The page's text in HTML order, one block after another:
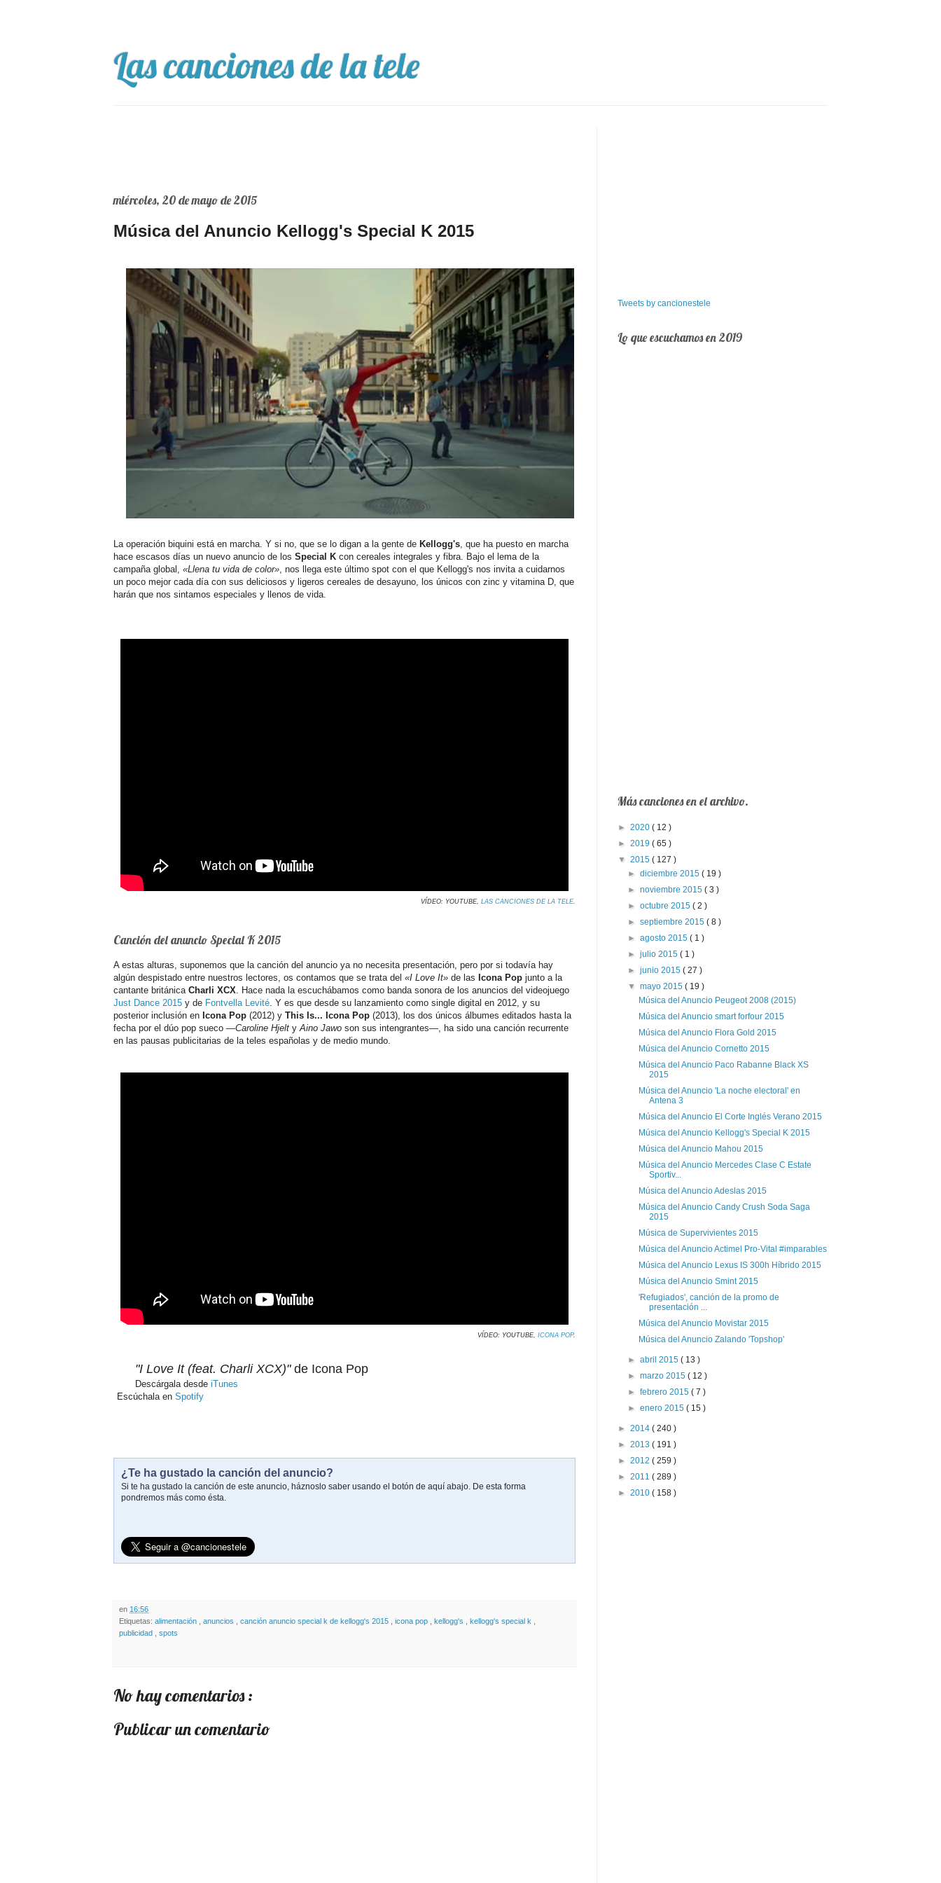
Las canciones de la tele
miércoles, 20 de mayo de 2015
Música del Anuncio Kellogg's Special K 2015
La operación biquini está en marcha. Y si no, que se lo digan a la gente de Kellogg's, que ha puesto en marcha
hace escasos días un nuevo anuncio de los Special K con cereales integrales y fibra. Bajo el lema de la
campaña global, «Llena tu vida de color», nos llega este último spot con el que Kellogg's nos invita a cuidarnos
un poco mejor cada día con sus deliciosos y ligeros cereales de desayuno, los únicos con zinc y vitamina D, que
harán que nos sintamos especiales y llenos de vida.
VÍDEO: YOUTUBE, LAS CANCIONES DE LA TELE.
Canción del anuncio Special K 2015
A estas alturas, suponemos que la canción del anuncio ya no necesita presentación, pero por si todavía hay
algún despistado entre nuestros lectores, os contamos que se trata del «I Love It» de las Icona Pop junto a la
cantante británica Charli XCX. Hace nada la escuchábamos como banda sonora de los anuncios del videojuego
Just Dance 2015 y de Fontvella Levité. Y es que desde su lanzamiento como single digital en 2012, y su
posterior inclusión en Icona Pop (2012) y This Is... Icona Pop (2013), los dos únicos álbumes editados hasta la
fecha por el dúo pop sueco —Caroline Hjelt yAino Jawo son sus intengrantes—, ha sido una canción recurrente
en las pausas publicitarias de la teles españolas y de medio mundo.
VÍDEO: YOUTUBE, ICONA POP.
"I Love It (feat. Charli XCX)"de Icona Pop
Descárgala desde iTunes
Escúchala en Spotify
¿Te ha gustado la canción del anuncio?
Si te ha gustado la canción de este anuncio, háznoslo saber usando el botón de aquí abajo. De esta forma
pondremos más como ésta.
en 16:56
Etiquetas: alimentación anuncios canción anuncio special k de kellogg's 2015 icona pop kellogg's kellogg's special k
publicidad
spots
No hay comentarios :
Publicar un comentario
Tweets by cancionestele
Lo que escuchamos en 2019
Más canciones en el archivo.
► 2020 ( 12 )
► 2019 ( 65 )
▼ 2015 ( 127 )
►diciembre 2015( 19 )
►noviembre 2015( 3 )
►octubre 2015( 2 )
►septiembre 2015( 8 )
►agosto 2015( 1 )
►julio 2015( 1 )
►junio 2015( 27 )
▼mayo 2015( 19 )
Música del Anuncio Peugeot 2008 (2015)
Música del Anuncio smart forfour 2015
Música del Anuncio Flora Gold 2015
Música del Anuncio Cornetto 2015
Música del Anuncio Paco Rabanne Black XS
2015
Música del Anuncio 'La noche electoral' en
Antena 3
Música del Anuncio El Corte Inglés Verano 2015
Música del Anuncio Kellogg's Special K 2015
Música del Anuncio Mahou 2015
Música del Anuncio Mercedes Clase C Estate
Sportiv...
Música del Anuncio Adeslas 2015
Música del Anuncio Candy Crush Soda Saga
2015
Música de Supervivientes 2015
Música del Anuncio Actimel Pro-Vital #imparables
Música del Anuncio Lexus IS 300h Híbrido 2015
Música del Anuncio Smint 2015
'Refugiados', canción de la promo de
presentación ...
Música del Anuncio Movistar 2015
Música del Anuncio Zalando 'Topshop'
►abril 2015( 13 )
►marzo 2015( 12 )
►febrero 2015( 7 )
►enero 2015( 15 )
► 2014 ( 240 )
► 2013 ( 191 )
► 2012 ( 259 )
► 2011 ( 289 )
► 2010 ( 158 )